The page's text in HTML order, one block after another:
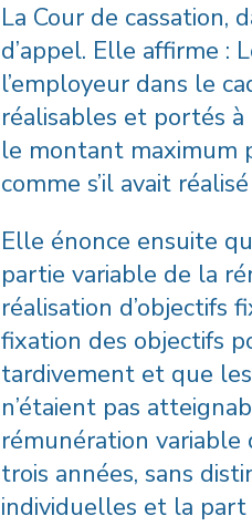
La Cour de cassation,
d’appel. Elle affirme :
l’employeur dans le
réalisables et portés à
le montant maximum
comme s’il avait
Elle énonce ensuite
partie variable de la
réalisation d’objectifs
fixation des objectifs
tardivement et que
n’étaient pas
rémunération variable
trois années, sans
individuelles et la part